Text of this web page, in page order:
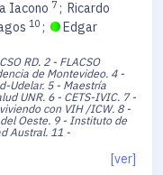
Iacono 7 ; Ricardo
10 ;
Edgar
RD. 2 - FLACSO
de Montevideo. 4 -
Udelar. 5 - Maestría
UNR. 6 - CETS-IVIC. 7 -
con VIH /ICW. 8 -
Oeste. 9 - Instituto de
Austral. 11 -
[ver]